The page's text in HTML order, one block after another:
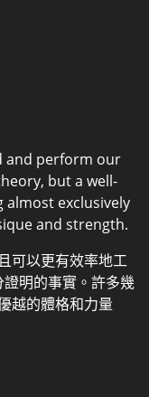
and perform our
but a well-
almost exclusively
and strength.
可以更有效率地工
明的事實。許多幾
越的體格和力量